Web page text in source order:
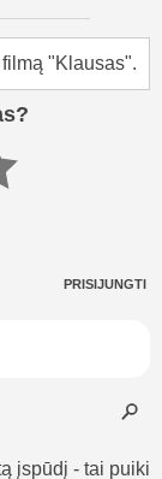
"Klausas".